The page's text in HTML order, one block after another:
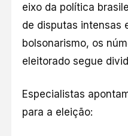
eixo da política
de disputas intensas
bolsonarismo, os
eleitorado segue
Especialistas
para a eleição: